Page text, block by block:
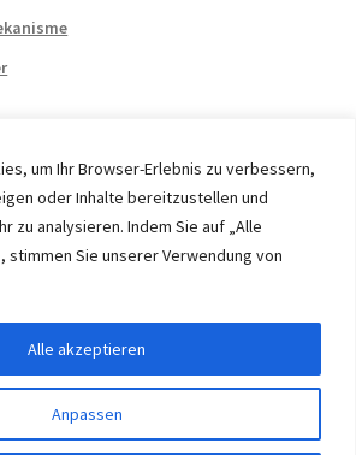
um Ihr Browser-Erlebnis zu verbessern,
oder Inhalte bereitzustellen und
zu analysieren. Indem Sie auf „Alle
stimmen Sie unserer Verwendung von
Anpassen
Alle akzeptieren
UG, Germany, member of the ERUON